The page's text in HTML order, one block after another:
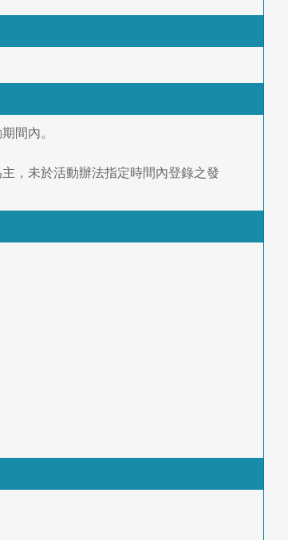
間內。
主，未於活動辦法指定時間內登錄之發